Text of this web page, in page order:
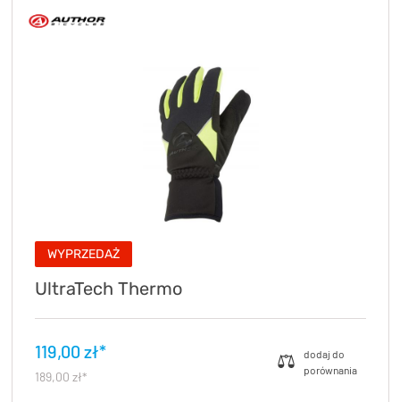
WYPRZEDAŻ
UltraTech Thermo
119,00 zł*
189,00 zł*